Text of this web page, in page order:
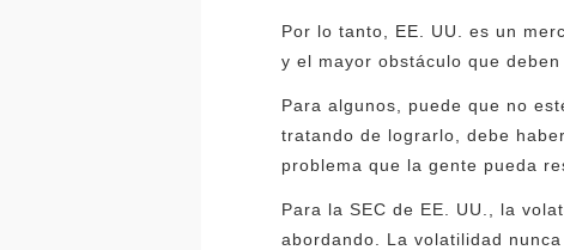
Por lo tanto, EE. UU. es un
y el mayor obstáculo que
Para algunos, puede que no
tratando de lograrlo, debe
problema que la gente pueda
Para la SEC de EE. UU., la
abordando. La volatilidad